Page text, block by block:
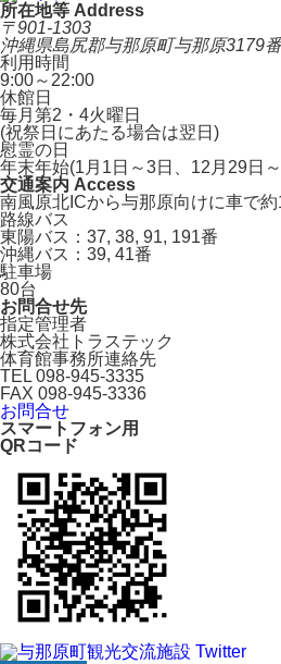
所在地等 Address
〒901-1303
沖縄県島尻郡与那原町与那原3179
利用時間
9:00～22:00
休館日
毎月第2・4火曜日
(祝祭日にあたる場合は翌日)
慰霊の日
年末年始(1月1日～3日、12月29日
交通案内 Access
南風原北ICから与那原向けに車で約
路線バス
東陽バス：37, 38, 91, 191番
沖縄バス：39, 41番
駐車場
80台
お問合せ先
指定管理者
株式会社トラステック
体育館事務所連絡先
TEL 098-945-3335
FAX 098-945-3336
お問合せ
スマートフォン用
QRコード